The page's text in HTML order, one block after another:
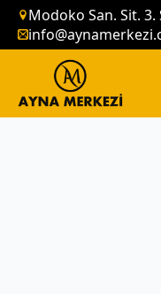
Modoko San. Sit. 3.